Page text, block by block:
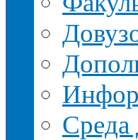
Среда